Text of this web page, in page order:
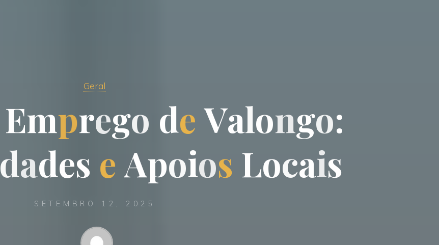
Geral
Emprego de Valongo:
dades e Apoios Locais
SETEMBRO 12, 2025